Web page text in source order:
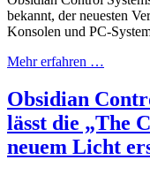
bekannt, der neuesten
Konsolen und PC-
Mehr erfahren …
Obsidian
lässt die „The
neuem Licht